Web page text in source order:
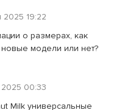
2025 19:22
о размерах, как
модели или нет?
00:33
Milk универсальные